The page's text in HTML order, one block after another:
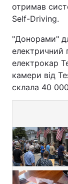
отримав
Self-Driving.
"Донорами"
електричний
електрокар
камери від
склала 40